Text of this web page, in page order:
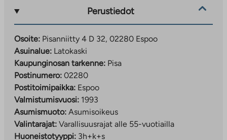
Perustiedot
Osoite: Pisanniitty 4 D 32, 02280 Espoo
Asuinalue: Latokaski
Kaupunginosan tarkenne: Pisa
Postinumero: 02280
Postitoimipaikka: Espoo
Valmistumisvuosi: 1993
Asumismuoto: Asumisoikeus
Valintarajat: Varallisuusrajat alle 55-vuotiailla
Huoneistotyyppi: 3h+k+s